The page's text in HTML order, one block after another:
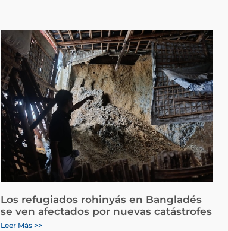
Los refugiados rohinyás en Bangladés
se ven afectados por nuevas catástrofes
Leer Más >>